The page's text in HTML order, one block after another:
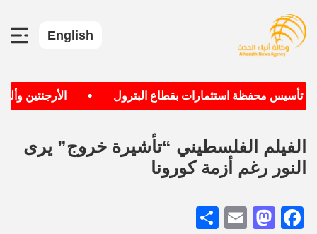
English
تأسيس محفظة استثمارات بقطاع البترول الأرجنتين
الفيلم الفلسطيني “تأشيرة خروج” يرى
النور رغم أزمة كورونا
Facebook
Mastodon
Email